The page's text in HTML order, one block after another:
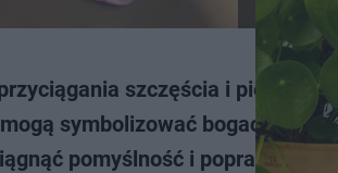
szczęścia i pieniędzy.
symbolizować bogactwo.
pomyślność i poprawić swoje